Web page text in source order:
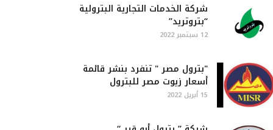
شركة الخدمات التجارية البترولية
“بتروتريد”
12 سبتمبر 2022
"بترول مصر " تنفرد بنشر قائمة
أسعار زيوت مصر للبترول
15 أبريل 2022